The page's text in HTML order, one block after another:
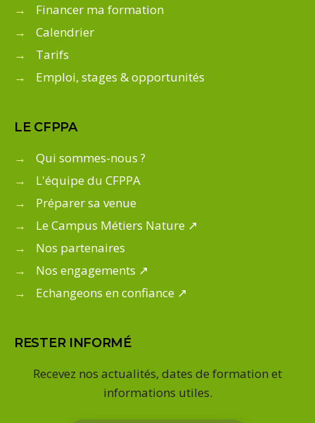
→
Financer ma formation
→
Calendrier
→
Tarifs
→
Emploi, stages & opportunités
LE CFPPA
→
Qui sommes-nous ?
→
L'équipe du CFPPA
→
Préparer sa venue
→
Le Campus Métiers Nature ↗
→
Nos partenaires
→
Nos engagements ↗
→
Echangeons en confiance ↗
RESTER INFORMÉ
Recevez nos actualités, dates de formation et
informations utiles.